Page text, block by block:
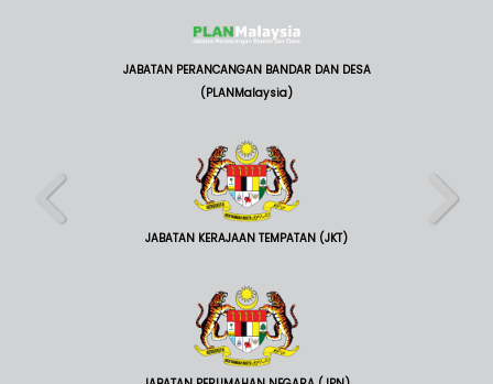
JABATAN PERANCANGAN BANDAR DAN DESA
(PLANMalaysia)
JABATAN KERAJAAN TEMPATAN (JKT)